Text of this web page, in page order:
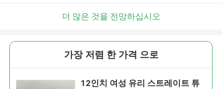
더 많은 것을 전망하십시오
가장 저렴 한 가격 으로
12인치 여성 유리 스트레이트 튜